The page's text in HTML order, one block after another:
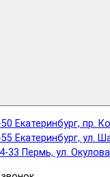
Екатеринбург, пр.
Екатеринбург, ул.
33 Пермь, ул.